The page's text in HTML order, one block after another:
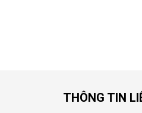
THÔNG TIN